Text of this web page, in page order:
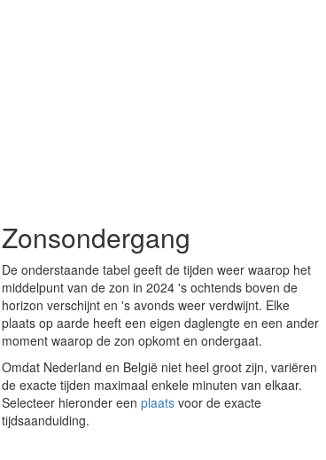
Zonsondergang
De onderstaande tabel geeft de tijden weer waarop het
middelpunt van de zon in 2024 's ochtends boven de
horizon verschijnt en 's avonds weer verdwijnt. Elke
plaats op aarde heeft een eigen daglengte en een ander
moment waarop de zon opkomt en ondergaat.
Omdat Nederland en België niet heel groot zijn, variëren
de exacte tijden maximaal enkele minuten van elkaar.
Selecteer hieronder een plaats voor de exacte
tijdsaanduiding.